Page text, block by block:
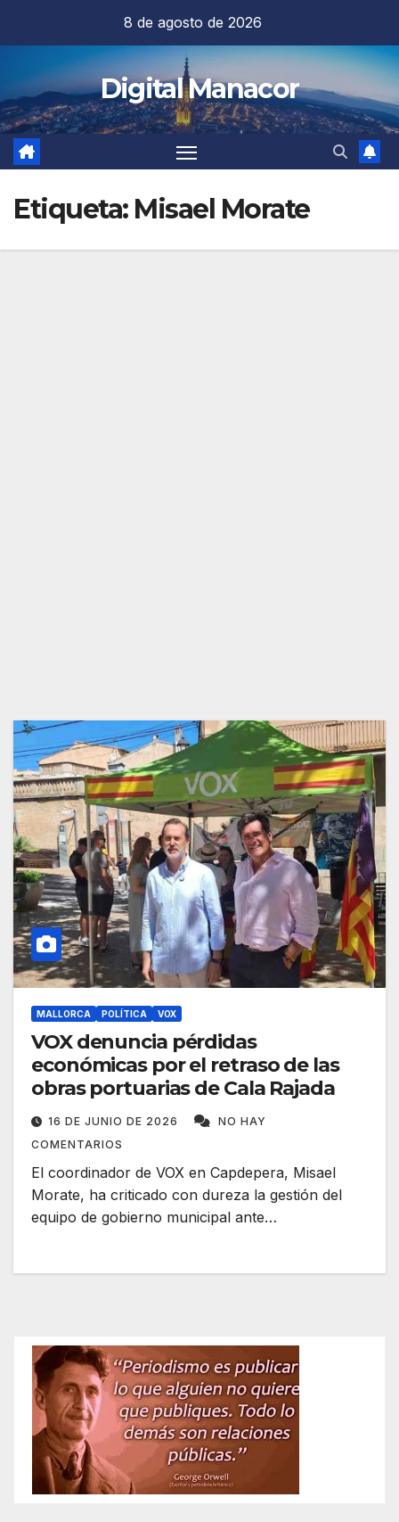
contenido
8 de agosto de 2026
Digital Manacor
Etiqueta: Misael Morate
MALLORCA POLÍTICA VOX
VOX denuncia pérdidas
económicas por el retraso de las
obras portuarias de Cala Rajada
16 DE JUNIO DE 2026
NO HAY
COMENTARIOS
El coordinador de VOX en Capdepera, Misael
Morate, ha criticado con dureza la gestión del
equipo de gobierno municipal ante…